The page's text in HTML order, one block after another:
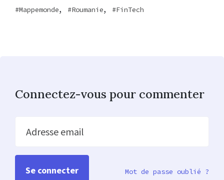
Mappemonde, Roumanie, FinTech
Connectez-vous pour commenter
Adresse email
Mot de passe oublié ?